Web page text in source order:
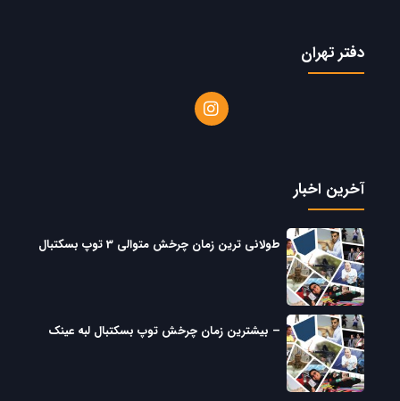
دفتر تهران
آخرین اخبار
طولانی ترین زمان چرخش متوالی 3 توپ بسکتبال
– بیشترین زمان چرخش توپ بسکتبال لبه عینک